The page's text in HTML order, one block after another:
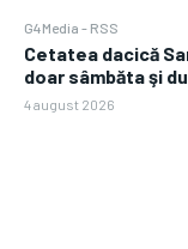
G4Media - RSS
Cetatea dacică
doar sâmbăta şi
4 august 2026